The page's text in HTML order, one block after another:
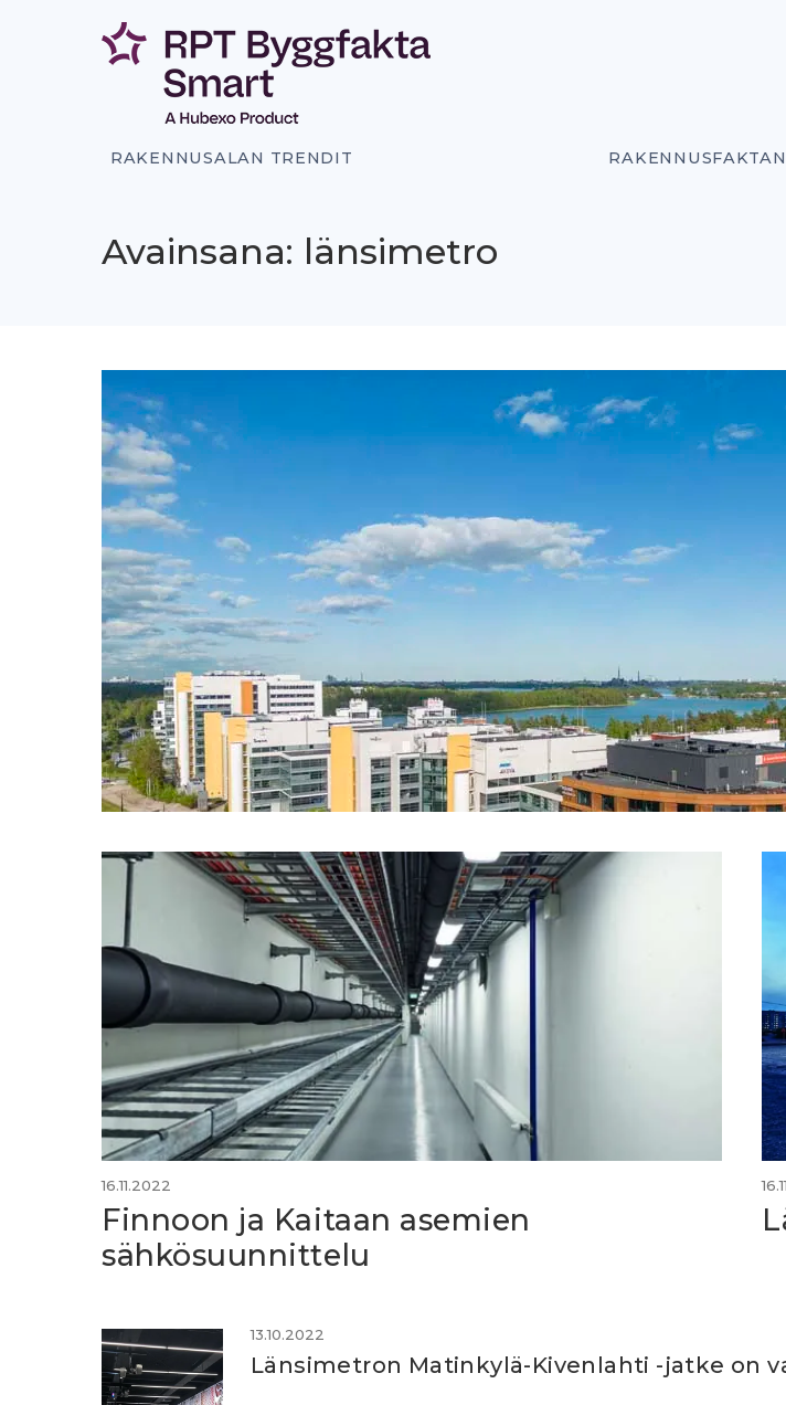
RAKENNUSALAN TRENDIT
Avainsana: länsimetro
16.11.2022
Finnoon ja Kaitaan asemien
sähkösuunnittelu
13.10.2022
Länsimetron Matinkylä-Kivenlahti -jatke on